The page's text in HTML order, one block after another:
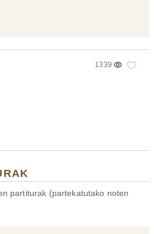
1339
partiturak (partekatutako noten